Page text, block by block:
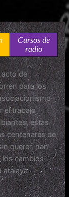
Cursos de
radio
acto de
para los
el trabajo
estas
centenares de
querer, han
los cambios
atalaya